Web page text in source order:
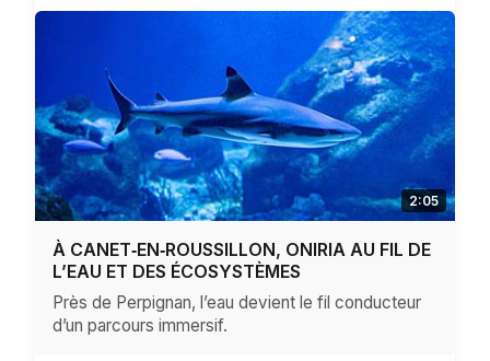
2:05
À CANET‑EN‑ROUSSILLON, ONIRIA AU FIL DE
L’EAU ET DES ÉCOSYSTÈMES
Près de Perpignan, l’eau devient le fil conducteur
d’un parcours immersif.